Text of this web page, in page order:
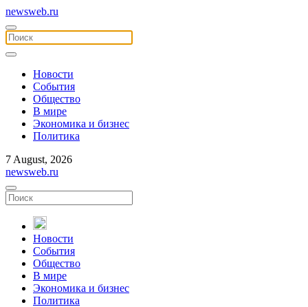
newsweb.ru
Новости
События
Общество
В мире
Экономика и бизнес
Политика
7 August, 2026
newsweb.ru
Новости
События
Общество
В мире
Экономика и бизнес
Политика